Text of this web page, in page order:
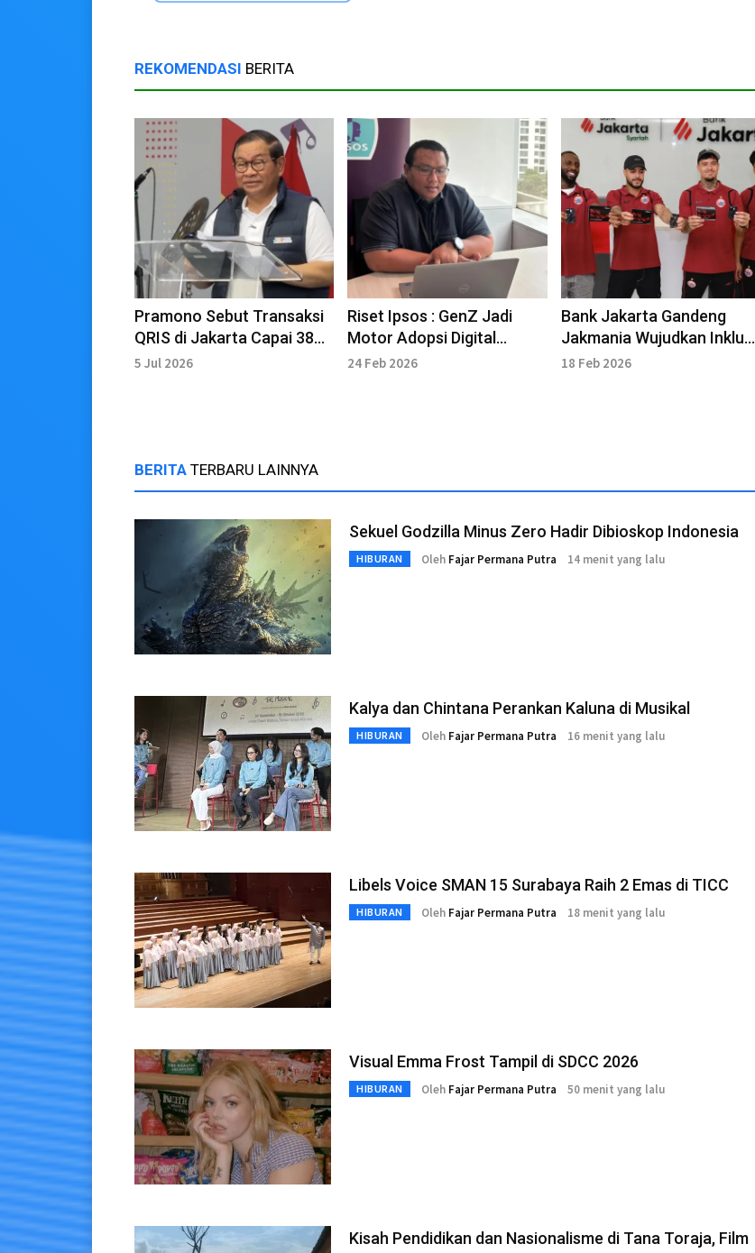
REKOMENDASI BERITA
Pramono Sebut Transaksi
QRIS di Jakarta Capai 38
Persen Nasional
5 Jul 2026
Riset Ipsos : GenZ Jadi
Motor Adopsi Digital
Payment
24 Feb 2026
Bank Jakarta Gandeng
Jakmania Wujudkan Inklusi
Keuangan
18 Feb 2026
BERITA TERBARU LAINNYA
Sekuel Godzilla Minus Zero Hadir Dibioskop Indonesia
HIBURAN Oleh Fajar Permana Putra 14 menit yang lalu
Kalya dan Chintana Perankan Kaluna di Musikal
HIBURAN Oleh Fajar Permana Putra 16 menit yang lalu
Libels Voice SMAN 15 Surabaya Raih 2 Emas di TICC
HIBURAN Oleh Fajar Permana Putra 18 menit yang lalu
Visual Emma Frost Tampil di SDCC 2026
HIBURAN Oleh Fajar Permana Putra 50 menit yang lalu
Kisah Pendidikan dan Nasionalisme di Tana Toraja, Film